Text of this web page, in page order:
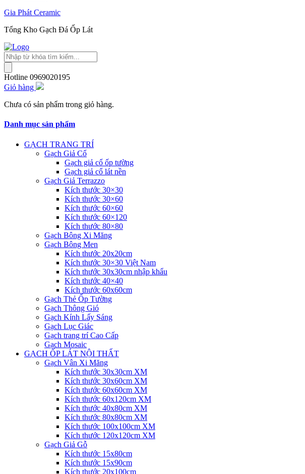
Gia Phát Ceramic
Tổng Kho Gạch Đá Ốp Lát
Tìm
kiếm
sản
phẩm
Hotline 0969020195
Giỏ hàng
Chưa có sản phẩm trong giỏ hàng.
Danh mục sản phẩm
GẠCH TRANG TRÍ
Gạch Giả Cổ
Gạch giả cổ ốp tường
Gạch giả cổ lát nền
Gạch Giả Terrazzo
Kích thước 30×30
Kích thước 30×60
Kích thước 60×60
Kích thước 60×120
Kích thước 80×80
Gạch Bông Xi Măng
Gạch Bông Men
Kích thước 20x20cm
Kích thước 30×30 Việt Nam
Kích thước 30x30cm nhập khẩu
Kích thước 40×40
Kích thước 60x60cm
Gạch Thẻ Ốp Tường
Gạch Thông Gió
Gạch Kính Lấy Sáng
Gạch Lục Giác
Gạch trang trí Cao Cấp
Gạch Mosaic
GẠCH ỐP LÁT NỘI THẤT
Gạch Vân Xi Măng
Kích thước 30x30cm XM
Kích thước 30x60cm XM
Kích thước 60x60cm XM
Kích thước 60x120cm XM
Kích thước 40x80cm XM
Kích thước 80x80cm XM
Kích thước 100x100cm XM
Kích thước 120x120cm XM
Gạch Giả Gỗ
Kích thước 15x80cm
Kích thước 15x90cm
Kích thước 20x100cm